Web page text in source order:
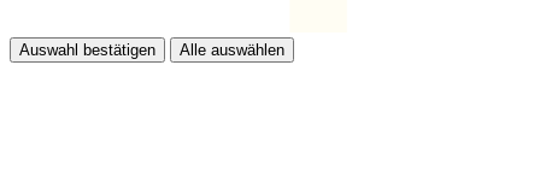
Auswahl bestätigen Alle auswählen